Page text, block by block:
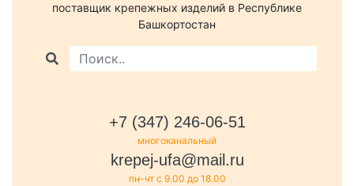
поставщик крепежных изделий в Республике
Башкортостан
+7 (347) 246-06-51
многоканальный
krepej-ufa@mail.ru
пн-чт с 9.00 до 18.00